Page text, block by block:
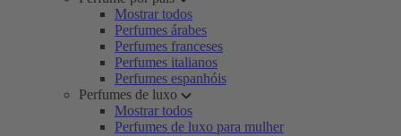
Mostrar todos
Perfumes árabes
Perfumes franceses
Perfumes italianos
Perfumes espanhóis
Perfumes de luxo
Mostrar todos
Perfumes de luxo para mulher